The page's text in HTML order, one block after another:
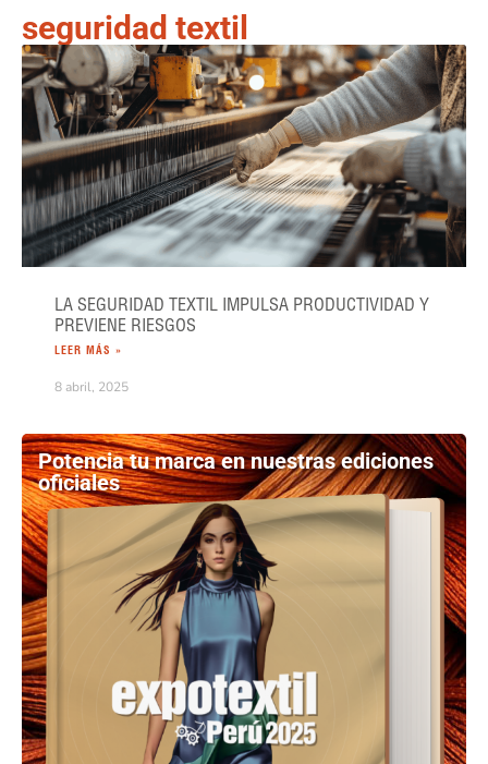
seguridad textil
LA SEGURIDAD TEXTIL IMPULSA PRODUCTIVIDAD Y
PREVIENE RIESGOS
LEER MÁS »
8 abril, 2025
Potencia tu marca en nuestras ediciones
oficiales